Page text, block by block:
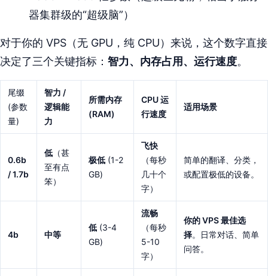
器集群级的“超级脑”）
对于你的 VPS（无 GPU，纯 CPU）来说，这个数字直接
决定了三个关键指标： 智力、内存占用、运行速度。
尾缀
(参数
量)
智力 /
逻辑能
力
所需内存
(RAM)
CPU 运
行速度
适用场景
0.6b
/ 1.7b
低 （甚
至有点
笨）
极低 (1-2
GB)
飞快
（每秒
几十个
字）
简单的翻译、分类，
或配置极低的设备。
4b 中等
低 (3-4
GB)
流畅
（每秒
5-10
字）
你的 VPS 最佳选
择。日常对话、简单
问答。